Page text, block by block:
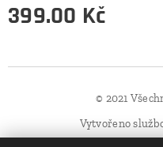
399.00 Kč
© 2021
Vytvořeno